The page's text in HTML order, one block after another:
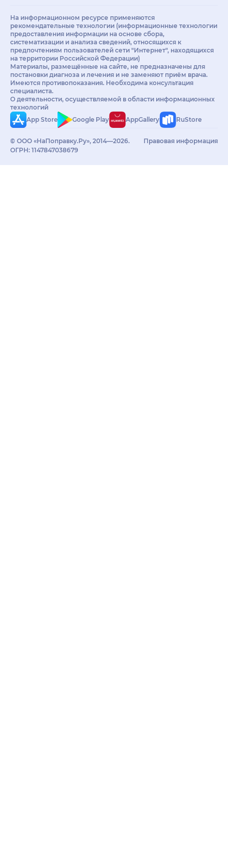
На информационном ресурсе применяются
рекомендательные технологии (информационные технологии
предоставления информации на основе сбора,
систематизации и анализа сведений, относящихся к
предпочтениям пользователей сети "Интернет", находящихся
на территории Российской Федерации)
Материалы, размещённые на сайте, не предназначены для
постановки диагноза и лечения и не заменяют приём врача.
Имеются противопоказания. Необходима консультация
специалиста.
О деятельности, осуществляемой в области информационных
технологий
App Store
Google Play AppGallery RuStore
© ООО «НаПоправку.Ру», 2014—2026.
ОГРН: 1147847038679
Правовая информация